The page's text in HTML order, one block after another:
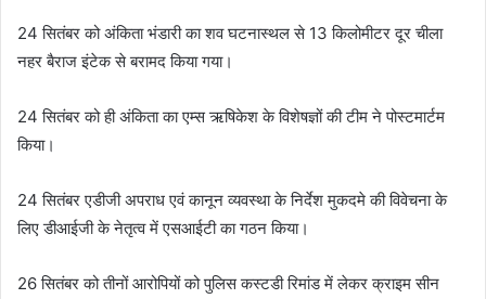
24 सितंबर को अंकिता भंडारी का शव घटनास्थल से 13 किलोमीटर दूर चीला
नहर बैराज इंटेक से बरामद किया गया।
24 सितंबर को ही अंकिता का एम्स ऋषिकेश के विशेषज्ञों की टीम ने पोस्टमार्टम
किया।
24 सितंबर एडीजी अपराध एवं कानून व्यवस्था के निर्देश मुकदमे की विवेचना के
लिए डीआईजी के नेतृत्व में एसआईटी का गठन किया।
26 सितंबर को तीनों आरोपियों को पुलिस कस्टडी रिमांड में लेकर क्राइम सीन